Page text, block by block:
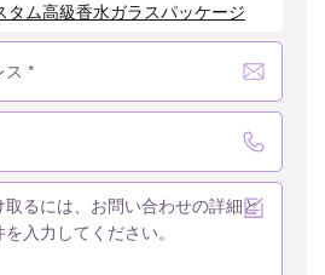
タム高級香水ガラスパッケージ